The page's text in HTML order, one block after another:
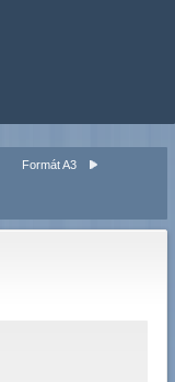
Formát A3